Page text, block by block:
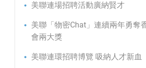
美聯連場招聘活動廣納賢才
美聯「物密Chat」連續兩年勇奪
會兩大獎
美聯連環招聘博覽 吸納人才新血